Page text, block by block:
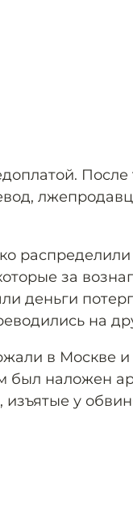
за
деньги
на
в Москве
был наложен
у